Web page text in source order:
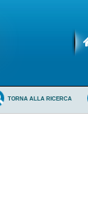
TORNA ALLA RICERCA